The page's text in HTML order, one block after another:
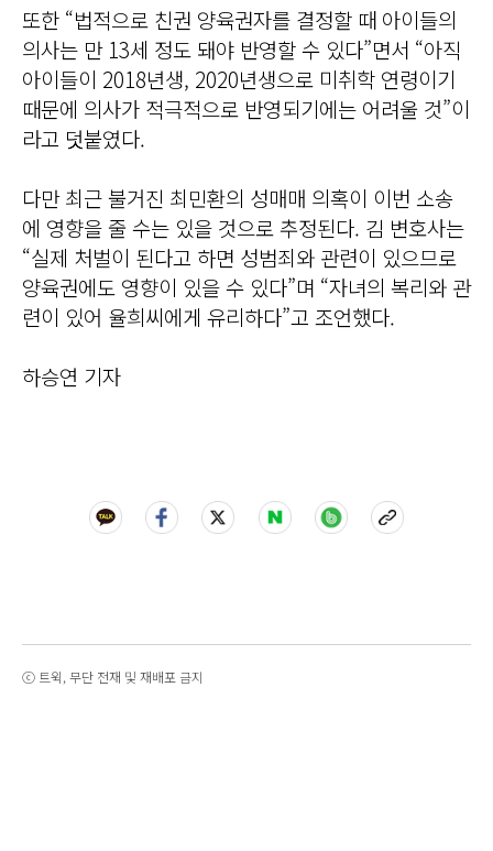
또한 “법적으로 친권 양육권자를 결정할 때 아이들의
의사는 만 13세 정도 돼야 반영할 수 있다”면서 “아직
아이들이 2018년생, 2020년생으로 미취학 연령이기
때문에 의사가 적극적으로 반영되기에는 어려울 것”이
라고 덧붙였다.
다만 최근 불거진 최민환의 성매매 의혹이 이번 소송
에 영향을 줄 수는 있을 것으로 추정된다. 김 변호사는
“실제 처벌이 된다고 하면 성범죄와 관련이 있으므로
양육권에도 영향이 있을 수 있다”며 “자녀의 복리와 관
련이 있어 율희씨에게 유리하다”고 조언했다.
하승연 기자
ⓒ 트윅, 무단 전재 및 재배포 금지